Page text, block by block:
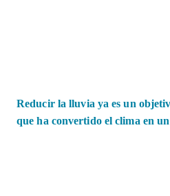
Reducir la lluvia ya es un
que ha convertido el clima en